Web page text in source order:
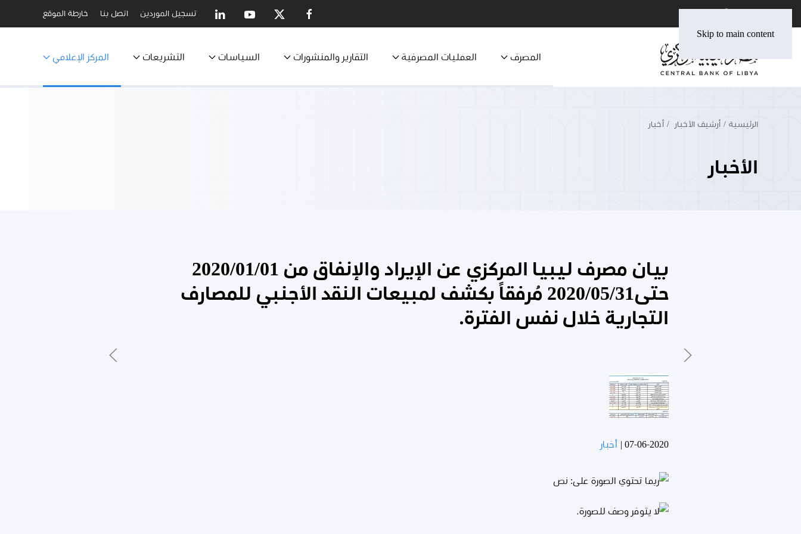
Skip to main content
تسجيل الموردين اتصل بنا خارطة الموقع
المصرف العمليات المصرفية التقارير والمنشورات السياسات التشريعات المركز الإعلامي
الرئيسية أرشيف الأخبار أخبار
الأخبار
بيان مصرف ليبيا المركزي عن الإيراد والإنفاق من 2020/01/01
حتى2020/05/31 مُرفقاً بكشف لمبيعات النقد الأجنبي للمصارف
التجارية خلال نفس الفترة.
07-06-2020 أخبار